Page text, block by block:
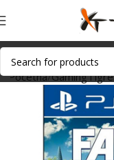
Početna Gaming i igre